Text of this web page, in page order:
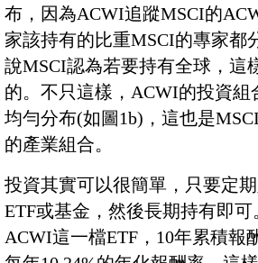
布，因為ACWI追蹤MSCI的
家該持有的比重MSCI的專家都
說MSCI認為若要持有全球，這
的。不只這樣，ACWI的投資組
均勻分布(如圖1b)，這也是
的產業組合。
投資其實可以很簡單，只要定
ETF或基金，然後長期持有即
ACWI這一檔ETF，10年累積報